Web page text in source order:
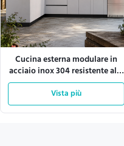
Cucina esterna modulare in
acciaio inox 304 resistente alle
intemperie
Vista più